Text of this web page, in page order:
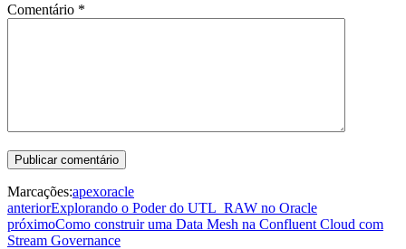
Comentário *
Marcações:apexoracle
anteriorExplorando o Poder do UTL_RAW no Oracle
próximoComo construir uma Data Mesh na Confluent Cloud com
Stream Governance